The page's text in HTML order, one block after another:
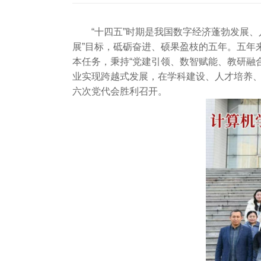
“十四五”时期是我国数字经济蓬勃发展
展”目标，砥砺奋进、硕果盈枝的五年。五
本任务，秉持“党建引领、数智赋能、教研
业实现跨越式发展，在学科建设、人才培养
六次党代会胜利召开。